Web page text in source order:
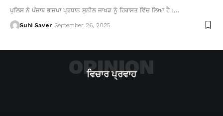
ਪੁਲਿਸ ਨੇ ਪੰਜਾਬ ਭਾਜਪਾ ਪ੍ਰਧਾਨ ਸੁਨੀਲ ਜਾਖੜ ਨੂੰ ਹਿਰਾਸਤ ਵਿੱਚ ਲਿਆ ਹੈ।…
Suhi Saver September 26, 2025
ਵਿਚਾਰ ਪ੍ਰਵਾਹ
OPINION